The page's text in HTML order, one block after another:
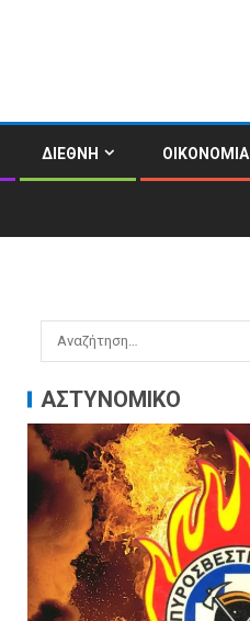
ΔΙΕΘΝΗ ΟΙΚΟΝΟΜΙΑ
ΑΣΤΥΝΟΜΙΚΟ